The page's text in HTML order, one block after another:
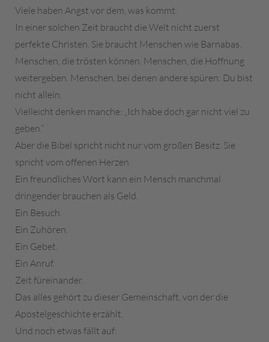
Viele haben Angst vor dem, was kommt.
In einer solchen Zeit braucht die Welt nicht zuerst
perfekte Christen. Sie braucht Menschen wie Barnabas.
Menschen, die trösten können. Menschen, die Hoffnung
weitergeben. Menschen, bei denen andere spüren: Du bist
nicht allein.
Vielleicht denken manche: „Ich habe doch gar nicht viel zu
geben.“
Aber die Bibel spricht nicht nur vom großen Besitz. Sie
spricht vom offenen Herzen.
Ein freundliches Wort kann ein Mensch manchmal
dringender brauchen als Geld.
Ein Besuch.
Ein Zuhören.
Ein Gebet.
Ein Anruf.
Zeit füreinander.
Das alles gehört zu dieser Gemeinschaft, von der die
Apostelgeschichte erzählt.
Und noch etwas fällt auf: